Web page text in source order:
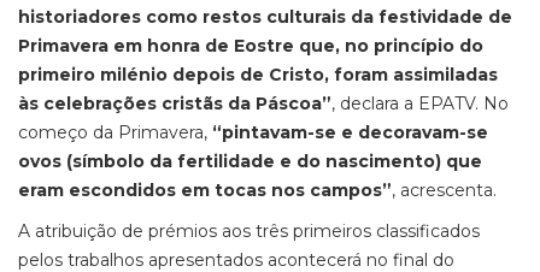
historiadores como restos culturais da festividade de
Primavera em honra de Eostre que, no princípio do
primeiro milénio depois de Cristo, foram assimiladas
às celebrações cristãs da Páscoa”, declara a EPATV. No
começo da Primavera, “pintavam-se e decoravam-se
ovos (símbolo da fertilidade e do nascimento) que
eram escondidos em tocas nos campos”, acrescenta.
A atribuição de prémios aos três primeiros classificados
pelos trabalhos apresentados acontecerá no final do